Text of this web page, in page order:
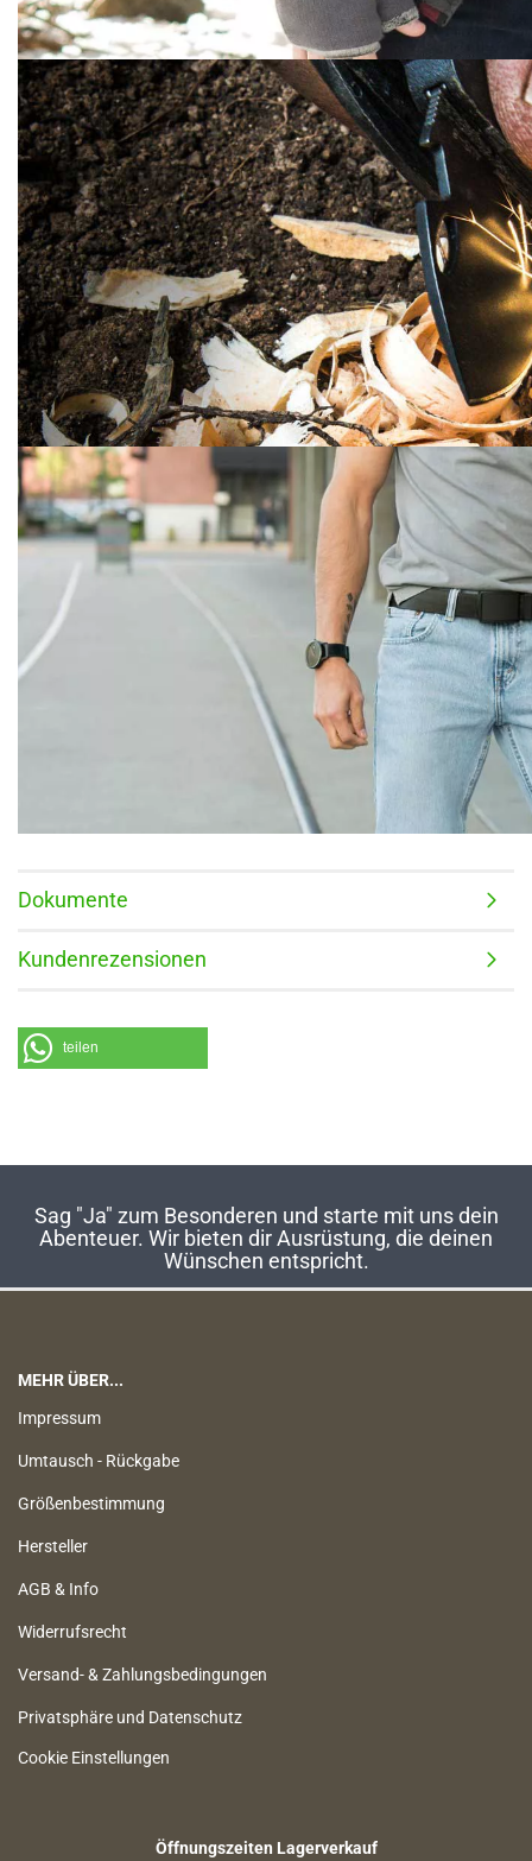
Dokumente
Kundenrezensionen
teilen
Sag "Ja" zum Besonderen und starte mit uns dein
Abenteuer. Wir bieten dir Ausrüstung, die deinen
Wünschen entspricht.
MEHR ÜBER...
Impressum
Umtausch - Rückgabe
Größenbestimmung
Hersteller
AGB & Info
Widerrufsrecht
Versand- & Zahlungsbedingungen
Privatsphäre und Datenschutz
Cookie Einstellungen
Öffnungszeiten Lagerverkauf